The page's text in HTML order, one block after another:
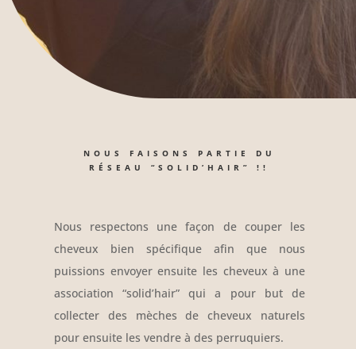
NOUS FAISONS PARTIE DU
RÉSEAU “SOLID’HAIR” !!
Nous respectons une façon de couper les
cheveux bien spécifique afin que nous
puissions envoyer ensuite les cheveux à une
association “solid’hair” qui a pour but de
collecter des mèches de cheveux naturels
pour ensuite les vendre à des perruquiers.